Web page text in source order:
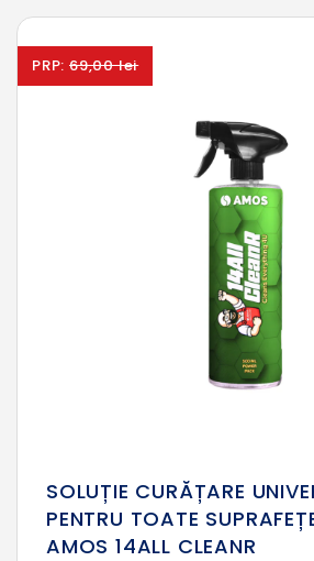
PRP: 69,00 lei
SOLUȚIE CURĂȚARE
PENTRU TOATE
AMOS 14ALL CLEANR